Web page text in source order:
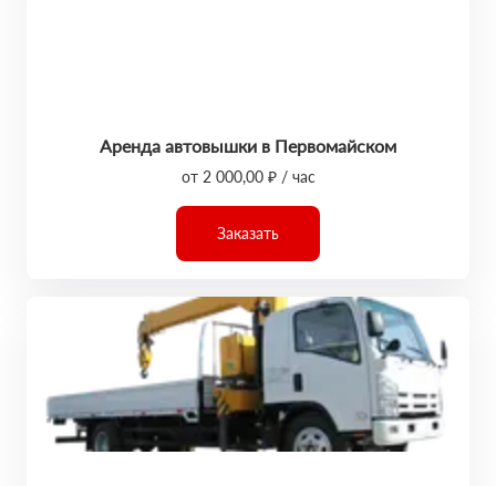
Аренда автовышки в Первомайском
от 2 000,00 ₽ / час
Заказать